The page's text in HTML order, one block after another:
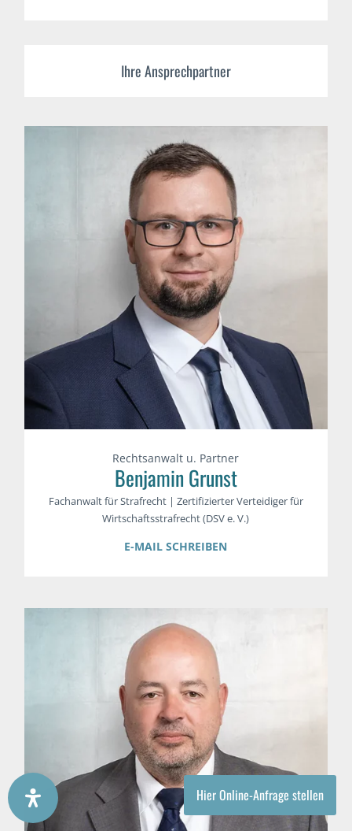
Hier Online-Anfrage stellen
Ihre Ansprechpartner
Rechtsanwalt u. Partner
Benjamin Grunst
Fachanwalt für Strafrecht | Zertifizierter Verteidiger für
Wirtschaftsstrafrecht (DSV e. V.)
E-MAIL SCHREIBEN